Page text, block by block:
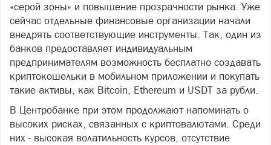
«серой зоны» и повышение прозрачности рынка. Уже
сейчас отдельные финансовые организации начали
внедрять соответствующие инструменты. Так, один из
банков предоставляет индивидуальным
предпринимателям возможность бесплатно создавать
криптокошельки в мобильном приложении и покупать
такие активы, как Bitcoin, Ethereum и USDT за рубли.
В Центробанке при этом продолжают напоминать о
высоких рисках, связанных с криптовалютами. Среди
них - высокая волатильность курсов, отсутствие